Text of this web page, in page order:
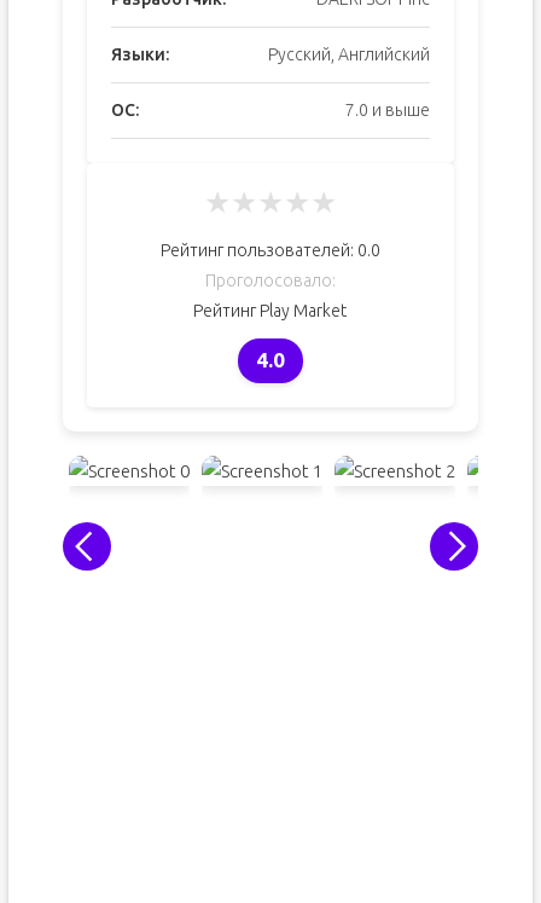
Языки: Русский, Английский
ОС: 7.0 и выше
★★★★★
Рейтинг пользователей: 0.0
Проголосовало:
Рейтинг Play Market
4.0